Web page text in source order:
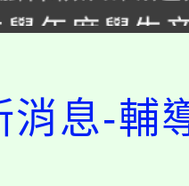
年度學生
甄選結果(
學年度第
甄選結果(
化大學推廣
消息-輔